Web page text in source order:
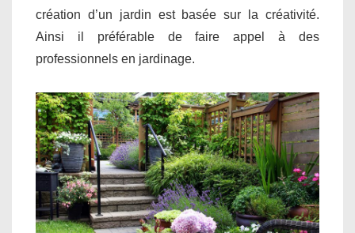
création d’un jardin est basée sur la créativité.
Ainsi il préférable de faire appel à des
professionnels en jardinage.